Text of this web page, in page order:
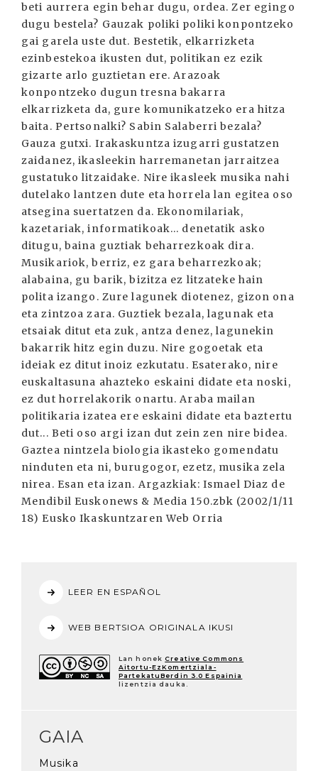
beti aurrera egin behar dugu, ordea. Zer egingo
dugu bestela? Gauzak poliki poliki konpontzeko
gai garela uste dut. Bestetik, elkarrizketa
ezinbestekoa ikusten dut, politikan ez ezik
gizarte arlo guztietan ere. Arazoak
konpontzeko dugun tresna bakarra
elkarrizketa da, gure komunikatzeko era hitza
baita. Pertsonalki? Sabin Salaberri bezala?
Gauza gutxi. Irakaskuntza izugarri gustatzen
zaidanez, ikasleekin harremanetan jarraitzea
gustatuko litzaidake. Nire ikasleek musika nahi
dutelako lantzen dute eta horrela lan egitea oso
atsegina suertatzen da. Ekonomilariak,
kazetariak, informatikoak... denetatik asko
ditugu, baina guztiak beharrezkoak dira.
Musikariok, berriz, ez gara beharrezkoak;
alabaina, gu barik, bizitza ez litzateke hain
polita izango. Zure lagunek diotenez, gizon ona
eta zintzoa zara. Guztiek bezala, lagunak eta
etsaiak ditut eta zuk, antza denez, lagunekin
bakarrik hitz egin duzu. Nire gogoetak eta
ideiak ez ditut inoiz ezkutatu. Esaterako, nire
euskaltasuna ahazteko eskaini didate eta noski,
ez dut horrelakorik onartu. Araba mailan
politikaria izatea ere eskaini didate eta baztertu
dut... Beti oso argi izan dut zein zen nire bidea.
Gaztea nintzela biologia ikasteko gomendatu
ninduten eta ni, burugogor, ezetz, musika zela
nirea. Esan eta izan. Argazkiak: Ismael Diaz de
Mendibil Euskonews & Media 150.zbk (2002/1/11
18) Eusko Ikaskuntzaren Web Orria
LEER EN ESPAÑOL
WEB BERTSIOA ORIGINALA IKUSI
Lan honek Creative Commons
Aitortu-EzKomertziala-
PartekatuBerdin 3.0 Espainia
lizentzia dauka.
GAIA
Musika